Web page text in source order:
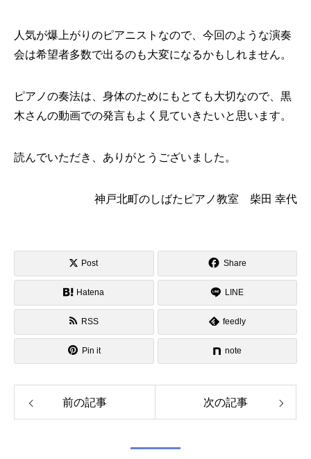
人気が爆上がりのピアニストなので、今回のような演奏
会は希望者多数で出るのも大変になるかもしれません。
ピアノの奏法は、身体のためにもとても大切なので、黒
木さんの動画での発言もよく見ていきたいと思います。
読んでいただき、ありがとうございました。
神戸北町のしばたピアノ教室 柴田 幸代
Post Share
Hatena LINE
RSS feedly
Pin it note
前の記事 次の記事